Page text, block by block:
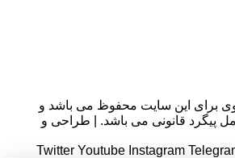
برای این سایت محفوظ می باشد و
پیگرد قانونی می باشد. | طراحی و
Twitter Youtube Instagram